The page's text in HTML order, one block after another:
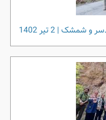
| 2 تیر 1402